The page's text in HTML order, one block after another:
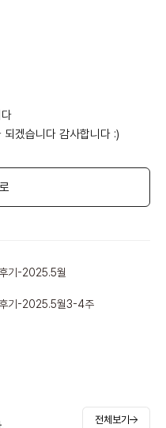
겠습니다 감사합니다 :)
기-2025.5월
후기-2025.5월3-4주
전체보기